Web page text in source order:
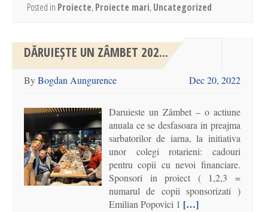
Posted in Proiecte,Proiecte mari,Uncategorized
DĂRUIEȘTE UN ZÂMBET 202...
ByBogdan Aungurence Dec 20, 2022
Daruieste un Zâmbet – o actiune
anuala ce se desfasoara in preajma
sarbatorilor de iarna, la initiativa
unor colegi rotarieni: cadouri
pentru copii cu nevoi financiare.
Sponsori in proiect ( 1,2,3 =
numarul de copii sponsorizati )
Emilian Popovici 1 […]